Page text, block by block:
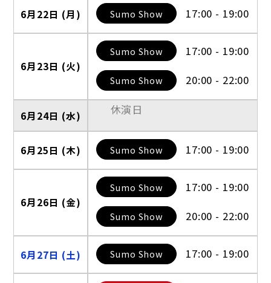
6月22日 (月) Sumo Show 17:00 - 19:00
6月23日 (火)
Sumo Show 17:00 - 19:00
Sumo Show 20:00 - 22:00
6月24日 (水) 休演日
6月25日 (木) Sumo Show 17:00 - 19:00
6月26日 (金)
Sumo Show 17:00 - 19:00
Sumo Show 20:00 - 22:00
6月27日 (土) Sumo Show 17:00 - 19:00